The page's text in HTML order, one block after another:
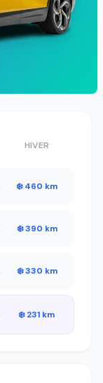
HIVER
❄️ 460 km
❄️ 390 km
❄️ 330 km
❄️ 231 km